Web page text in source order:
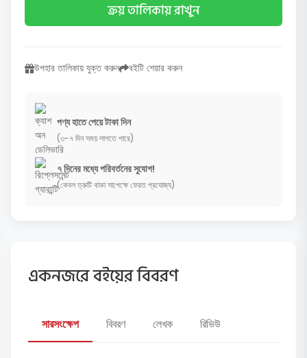
ক্রয় তালিকায় রাখুন
উপহার তালিকায় যুক্ত করুন বইটি শেয়ার করুন
পণ্য হাতে পেয়ে টাকা দিন
(৩-৭ দিন সময় লাগতে পারে)
৭ দিনের মধ্যে পরিবর্তনের সুযোগ!
(কেবল ত্রুটি থাকা সাপেক্ষে ফেরত প্রযোজ্য)
একনজরে বইয়ের বিবরণ
সারসংক্ষেপ বিবরণ লেখক রিভিউ